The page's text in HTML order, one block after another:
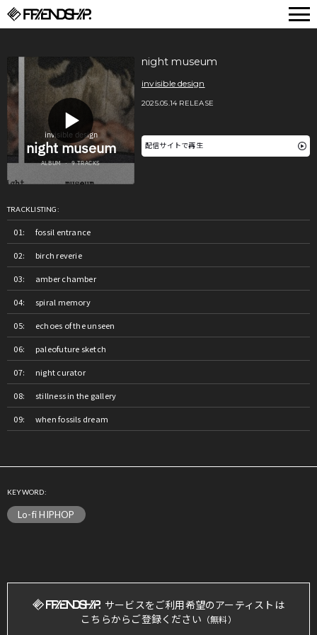
night museum
invisible design
2025.05.14 RELEASE
配信サイトで再生
TRACKLISTING:
fossil entrance
birch reverie
amber chamber
spiral memory
echoes of the unseen
paleofuture sketch
night curator
stillness in the gallery
when fossils dream
KEYWORD:
Lo-fi HIPHOP
サービスをご利用希望のアーティストは
こちらからご登録ください （無料）